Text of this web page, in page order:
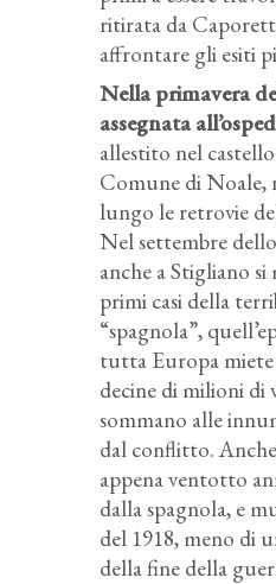
ritirata da
affrontare gli esiti
Nella primavera
assegnata
allestito nel
Comune di Noale,
lungo le retrovie
Nel settembre dello
anche a Stigliano
primi casi della
“spagnola”,
tutta Europa
decine di milioni di
sommano alle
dal conflitto.
appena ventotto
dalla spagnola, e
del 1918, meno di
della fine della